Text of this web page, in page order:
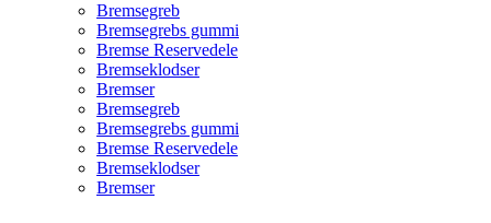
Bremsegreb
Bremsegrebs gummi
Bremse Reservedele
Bremseklodser
Bremser
Bremsegreb
Bremsegrebs gummi
Bremse Reservedele
Bremseklodser
Bremser